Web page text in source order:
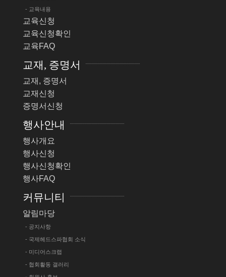
- 교육내용
교육신청
교육신청확인
교육FAQ
교재, 증명서
교재, 증명서
교재신청
증명서신청
행사안내
행사개요
행사신청
행사신청확인
행사FAQ
커뮤니티
알림마당
- 공지사항
- 국제헤드스파협회 소식
- 미디어스크랩
- 협회활동 갤러리